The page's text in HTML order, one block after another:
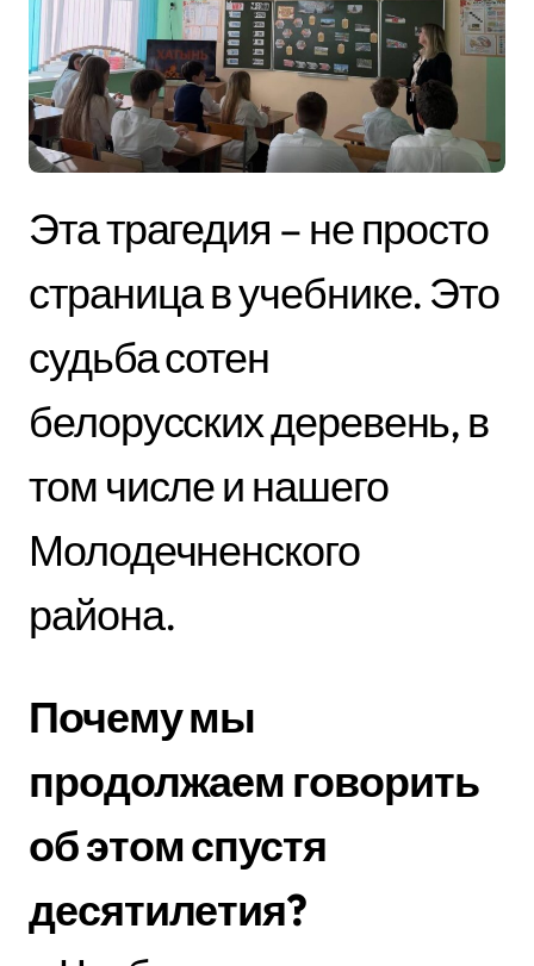
Эта трагедия – не просто
страница в учебнике. Это
судьба сотен
белорусских деревень, в
том числе и нашего
Молодечненского
района.
Почему мы
продолжаем говорить
об этом спустя
десятилетия?